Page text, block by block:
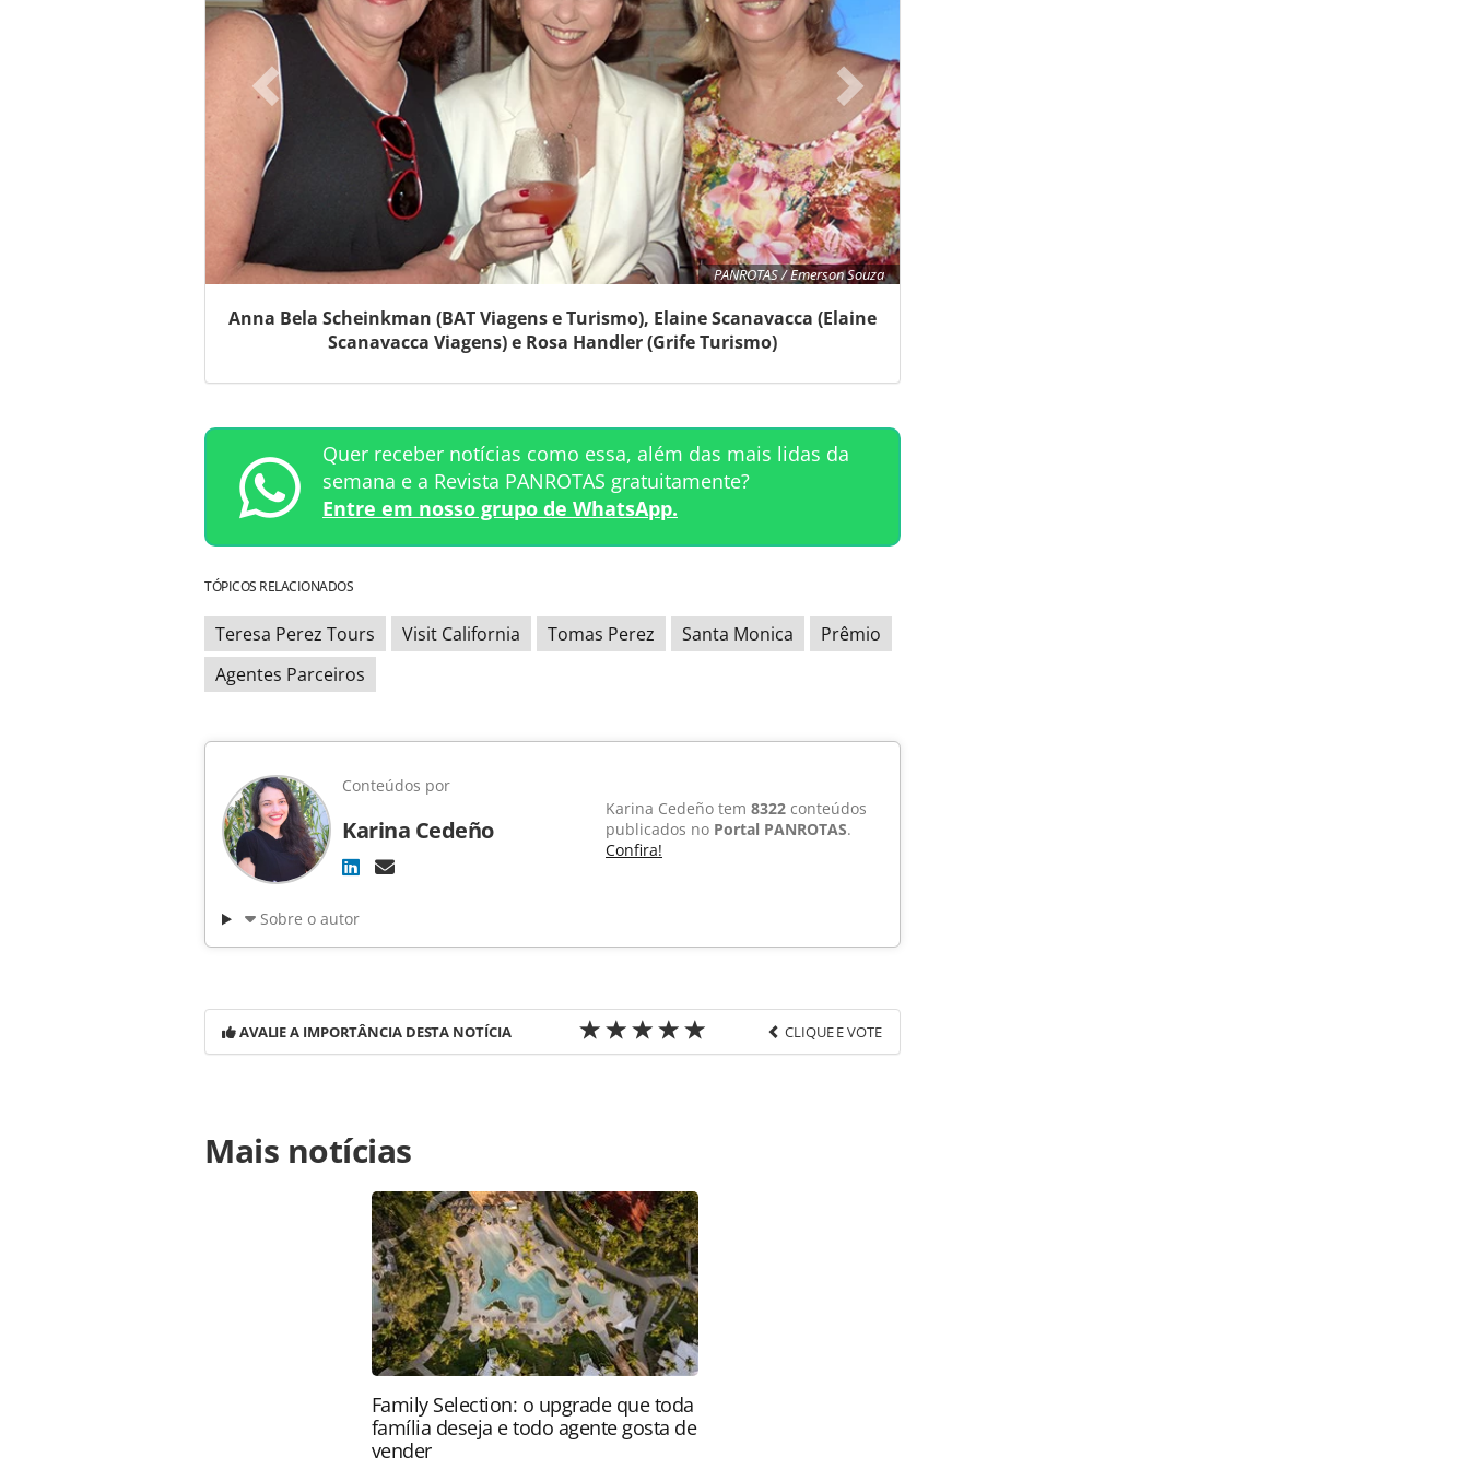
PANROTAS / Emerson Souza
Anna Bela Scheinkman (BAT Viagens e Turismo), Elaine Scanavacca (Elaine
Scanavacca Viagens) e Rosa Handler (Grife Turismo)
Quer receber notícias como essa, além das mais lidas da
semana e a Revista PANROTAS gratuitamente?
Entre em nosso grupo de WhatsApp.
TÓPICOS RELACIONADOS
Teresa Perez Tours Visit California Tomas Perez Santa Monica
Prêmio
Agentes Parceiros
Conteúdos por
Karina Cedeño
Karina Cedeño tem 8322 conteúdos
publicados no Portal PANROTAS.
Confira!
Sobre o autor
AVALIE A IMPORTÂNCIA DESTA NOTÍCIA CLIQUE E VOTE
https://www.panrotas.com.br/noticia-turismo/eventos/2015/01/veja-fotos-do-evento-
da-teresa-perez-e-de-sta-monica_109844.html ou as ferramentas oferecidas na página.
Todo o conteúdo produzido pela PANROTAS Editora é protegido pela legislação
brasileira sobre direito autoral. Não reproduza o conteúdo sem autorização da
PANROTAS Editora (copyright@panrotas.com.br).
Mais notícias
Family Selection: o upgrade que toda
família deseja e todo agente gosta de
vender